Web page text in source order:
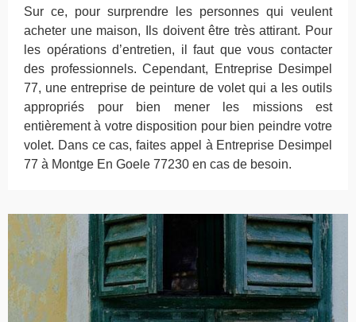
Sur ce, pour surprendre les personnes qui veulent
acheter une maison, Ils doivent être très attirant. Pour
les opérations d’entretien, il faut que vous contacter
des professionnels. Cependant, Entreprise Desimpel
77, une entreprise de peinture de volet qui a les outils
appropriés pour bien mener les missions est
entièrement à votre disposition pour bien peindre votre
volet. Dans ce cas, faites appel à Entreprise Desimpel
77 à Montge En Goele 77230 en cas de besoin.